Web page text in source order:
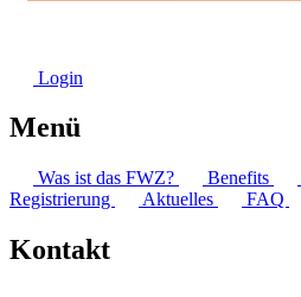
Login
Menü
Was ist das FWZ? Benefits
Registrierung
Aktuelles FAQ
Kontakt